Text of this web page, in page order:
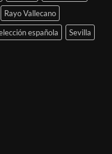
Rayo Vallecano
española
Sevilla